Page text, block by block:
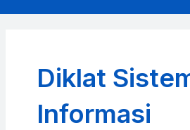
Diklat
Informasi